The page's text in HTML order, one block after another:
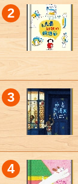
2
3
4